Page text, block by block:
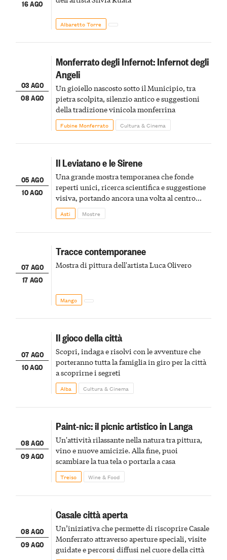
16 AGO
Albaretto Torre
03 AGO
08 AGO
Monferrato degli Infernot: Infernot degli
Angeli
Un gioiello nascosto sotto il Municipio, tra
pietra scolpita, silenzio antico e suggestioni
della tradizione vinicola monferrina
Fubine Monferrato Cultura & Cinema
05 AGO
10 AGO
Il Leviatano e le Sirene
Una grande mostra temporanea che fonde
reperti unici, ricerca scientifica e suggestione
visiva, portando ancora una volta al centro
della scena le meraviglie del passato astigiano
Asti Mostre
07 AGO
17 AGO
Tracce contemporanee
Mostra di pittura dell'artista Luca Olivero
Mango
07 AGO
10 AGO
Il gioco della città
Scopri, indaga e risolvi con le avventure che
porteranno tutta la famiglia in giro per la città
a scoprirne i segreti
Alba Cultura & Cinema
08 AGO
09 AGO
Paint-nic: il picnic artistico in Langa
Un'attività rilassante nella natura tra pittura,
vino e nuove amicizie. Alla fine, puoi
scambiare la tua tela o portarla a casa
Treiso Wine & Food
08 AGO
09 AGO
Casale città aperta
Un’iniziativa che permette di riscoprire Casale
Monferrato attraverso aperture speciali, visite
guidate e percorsi diffusi nel cuore della città